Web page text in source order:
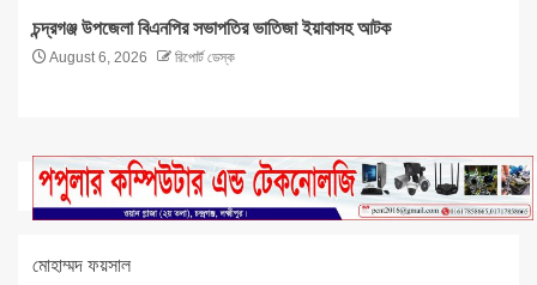
চন্দ্রগঞ্জ উপজেলা বিএনপির সভাপতির ভাতিজা ইয়াবাসহ আটক
August 6, 2026 রিপোর্ট ডেস্ক
মোহাম্মদ ফয়সাল